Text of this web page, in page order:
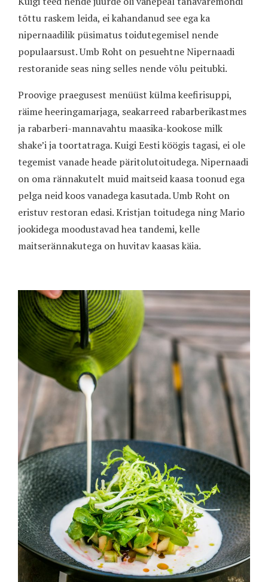
tõttu raskem leida, ei kahandanud see ega ka
nipernaadilik püsimatus toidutegemisel nende
populaarsust. Umb Roht on pesuehtne Nipernaadi
restoranide seas ning selles nende võlu peitubki.
Proovige praegusest menüüst külma keefirisuppi,
räime heeringamarjaga, seakarreed rabarberikastmes
ja rabarberi-mannavahtu maasika-kookose milk
shake’i ja toortatraga. Kuigi Eesti köögis tagasi, ei ole
tegemist vanade heade päritolutoitudega. Nipernaadi
on oma rännakutelt muid maitseid kaasa toonud ega
pelga neid koos vanadega kasutada. Umb Roht on
eristuv restoran edasi. Kristjan toitudega ning Mario
jookidega moodustavad hea tandemi, kelle
maitserännakutega on huvitav kaasas käia.